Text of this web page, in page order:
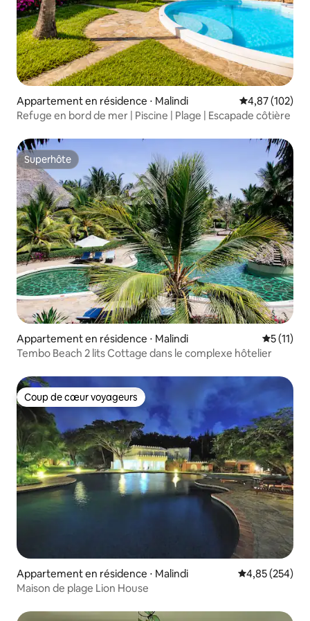
Appartement en résidence ⋅ Malindi Évaluation
4,87 (102)
Refuge en bord de mer | Piscine | Plage | Escapade côtière
Superhôte
Superhôte
Appartement en résidence ⋅ Malindi
5 (11)
Tembo Beach 2 lits Cottage dans le complexe hôtelier
Coup de cœur voyageurs
Coup de cœur voyageurs
Appartement en résidence ⋅ Malindi Évaluation
4,85 (254)
Maison de plage Lion House